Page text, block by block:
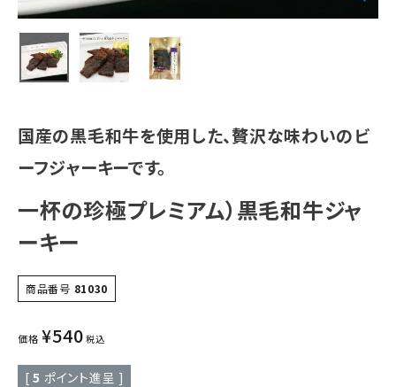
国産の黒毛和牛を使用した、贅沢な味わいのビ
ーフジャーキーです。
一杯の珍極プレミアム）黒毛和牛ジャ
ーキー
商品番号 81030
価格 ¥540 税込
[ 5 ポイント進呈 ]